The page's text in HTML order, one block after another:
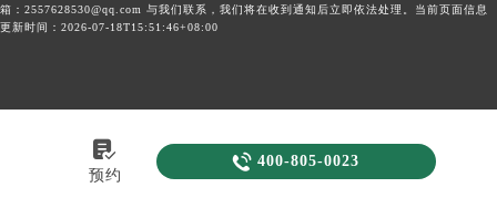
箱：2557628530@qq.com 与我们联系，我们将在收到通知后立即依法处理。当前页面信息
更新时间：2026-07-18T15:51:46+08:00

预约
 400-805-0023